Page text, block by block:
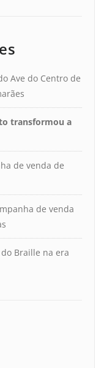
Ave do Centro de
transformou a
de venda de
de venda
do Braille na era